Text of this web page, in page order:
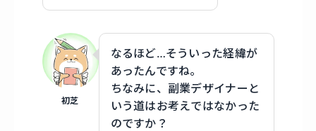
初芝
なるほど…そういった経緯が
あったんですね。
ちなみに、副業デザイナーと
いう道はお考えではなかった
のですか？